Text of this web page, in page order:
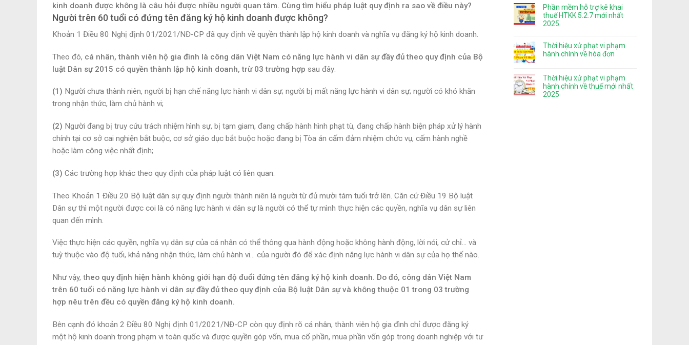
kinh doanh được không là câu hỏi được nhiều người quan tâm. Cùng tìm hiểu pháp luật quy định ra sao về điều này?
Người trên 60 tuổi có đứng tên đăng ký hộ kinh doanh được không?
Khoản 1 Điều 80 Nghị định 01/2021/NĐ-CP đã quy định về quyền thành lập hộ kinh doanh và nghĩa vụ đăng ký hộ kinh doanh.
Theo đó, cá nhân, thành viên hộ gia đình là công dân Việt Nam có năng lực hành vi dân sự đầy đủ theo quy định của Bộ
luật Dân sự 2015 có quyền thành lập hộ kinh doanh, trừ 03 trường hợp sau đây:
(1) Người chưa thành niên, người bị hạn chế năng lực hành vi dân sự; người bị mất năng lực hành vi dân sự; người có khó khăn
trong nhận thức, làm chủ hành vi;
(2) Người đang bị truy cứu trách nhiệm hình sự, bị tạm giam, đang chấp hành hình phạt tù, đang chấp hành biện pháp xử lý hành
chính tại cơ sở cai nghiện bắt buộc, cơ sở giáo dục bắt buộc hoặc đang bị Tòa án cấm đảm nhiệm chức vụ, cấm hành nghề
hoặc làm công việc nhất định;
(3) Các trường hợp khác theo quy định của pháp luật có liên quan.
Theo Khoản 1 Điều 20 Bộ luật dân sự quy định người thành niên là người từ đủ mười tám tuổi trở lên. Căn cứ Điều 19 Bộ luật
Dân sự thì một người được coi là có năng lực hành vi dân sự là người có thể tự mình thực hiện các quyền, nghĩa vụ dân sự liên
quan đến mình.
Việc thực hiện các quyền, nghĩa vụ dân sự của cá nhân có thể thông qua hành động hoặc không hành động, lời nói, cử chỉ… và
tuỳ thuộc vào độ tuổi, khả năng nhận thức, làm chủ hành vi… của người đó để xác định năng lực hành vi dân sự của họ thế nào.
Như vậy, theo quy định hiện hành không giới hạn độ đuổi đứng tên đăng ký hộ kinh doanh. Do đó, công dân Việt Nam
trên 60 tuổi có năng lực hành vi dân sự đầy đủ theo quy định của Bộ luật Dân sự và không thuộc 01 trong 03 trường
hợp nêu trên đều có quyền đăng ký hộ kinh doanh.
Bên cạnh đó khoản 2 Điều 80 Nghị định 01/2021/NĐ-CP còn quy định rõ cá nhân, thành viên hộ gia đình chỉ được đăng ký
một hộ kinh doanh trong phạm vi toàn quốc và được quyền góp vốn, mua cổ phần, mua phần vốn góp trong doanh nghiệp với tư
Phần mềm hỗ trợ kê khai
thuế HTKK 5.2.7 mới nhất
2025
Thời hiệu xử phạt vi phạm
hành chính về hóa đơn
Thời hiệu xử phạt vi phạm
hành chính về thuế mới nhất
2025